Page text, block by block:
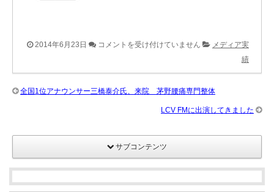
2014年6月23日
F
ラ
ジ
さ
コメントを受け付けていません
メディア実
績
全国1位アナウンサー三橋泰介氏、来院 茅野腰痛専門整体
LCV FMに出演してきました
サブコンテンツ